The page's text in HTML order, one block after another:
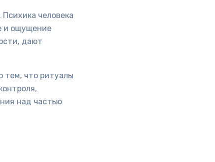
человека
и ощущение
дают
тем, что ритуалы
над частью